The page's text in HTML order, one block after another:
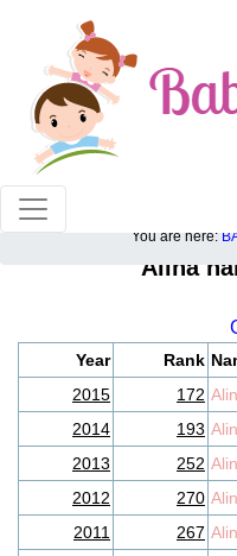
100% American
You are here:
Alina
Year Rank
2015
172
2014
193
2013
252
2012
270
2011
267